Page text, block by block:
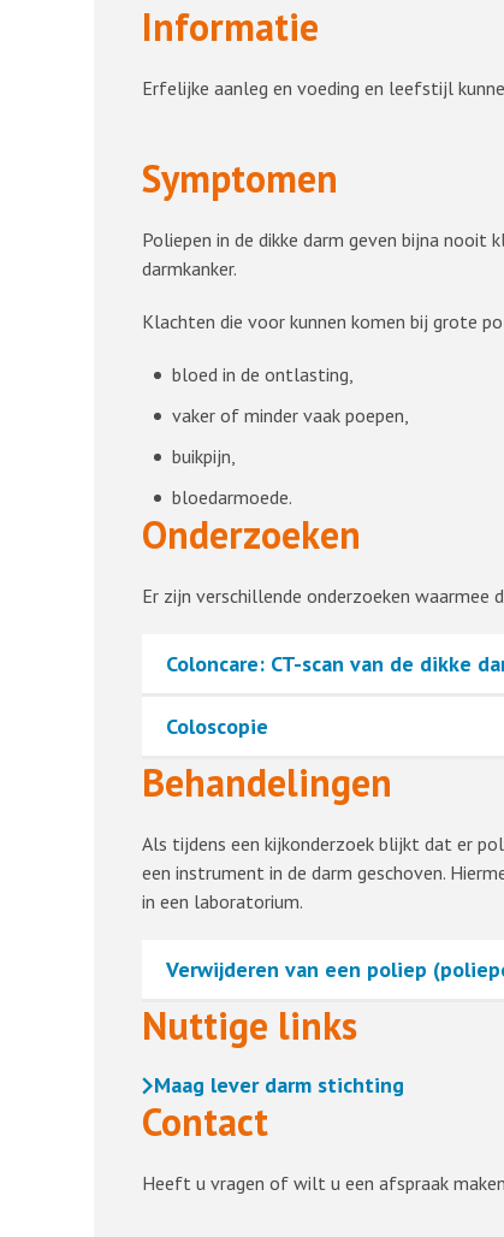
Informatie
Erfelijke aanleg en voeding en leefstijl
Symptomen
Poliepen in de dikke darm geven bijna
darmkanker.
Klachten die voor kunnen komen bij grote
bloed in de ontlasting,
vaker of minder vaak poepen,
buikpijn,
bloedarmoede.
Onderzoeken
Er zijn verschillende onderzoeken waarmee
Coloncare: CT-scan van de dikke
Coloscopie
Behandelingen
Als tijdens een kijkonderzoek blijkt dat er
een instrument in de darm geschoven.
in een laboratorium.
Verwijderen van een poliep
Nuttige links
Maag lever darm stichting
Contact
Heeft u vragen of wilt u een afspraak